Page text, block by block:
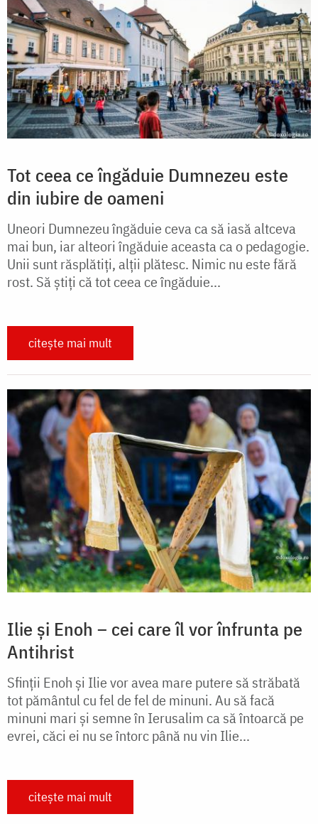
Tot ceea ce îngăduie Dumnezeu este
din iubire de oameni
Uneori Dumnezeu îngăduie ceva ca să iasă altceva
mai bun, iar alteori îngăduie aceasta ca o pedagogie.
Unii sunt răsplătiți, alții plătesc. Nimic nu este fără
rost. Să știți că tot ceea ce îngăduie...
citește mai mult
Ilie și Enoh – cei care îl vor înfrunta pe
Antihrist
Sfinții Enoh și Ilie vor avea mare putere să străbată
tot pământul cu fel de fel de minuni. Au să facă
minuni mari și semne în Ierusalim ca să întoarcă pe
evrei, căci ei nu se întorc până nu vin Ilie...
citește mai mult